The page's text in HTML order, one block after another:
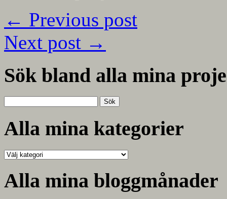
← Previous post
Next post →
Sök bland alla mina
efter:
Alla mina kategorier
Alla
kategorier
Alla mina bloggmånader